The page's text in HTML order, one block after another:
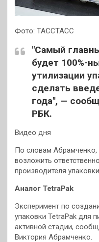
Фото: ТАССТАСС
"Самый
будет 100%-
утилизации
сделать
года", —
РБК.
Видео дня
По словам
возложить
производителя
Аналог TetraPak
Эксперимент по
упаковки TetraPak для
активной стадии,
Виктория Абрамченко.